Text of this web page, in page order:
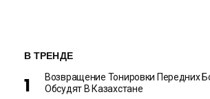
В ТРЕНДЕ
Возвращение Тонировки Передних
Обсудят В Казахстане